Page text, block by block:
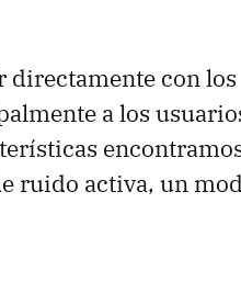
directamente con los
a los
ruido activa, un